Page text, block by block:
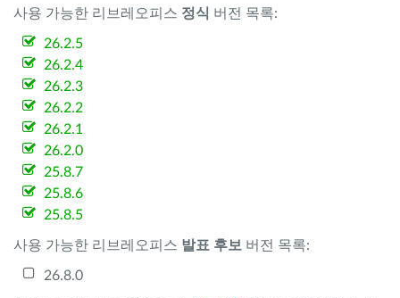
사용 가능한 리브레오피스 정식 버전 목록:
26.2.5
26.2.4
26.2.3
26.2.2
26.2.1
26.2.0
25.8.7
25.8.6
25.8.5
사용 가능한 리브레오피스 발표 후보 버전 목록:
26.8.0